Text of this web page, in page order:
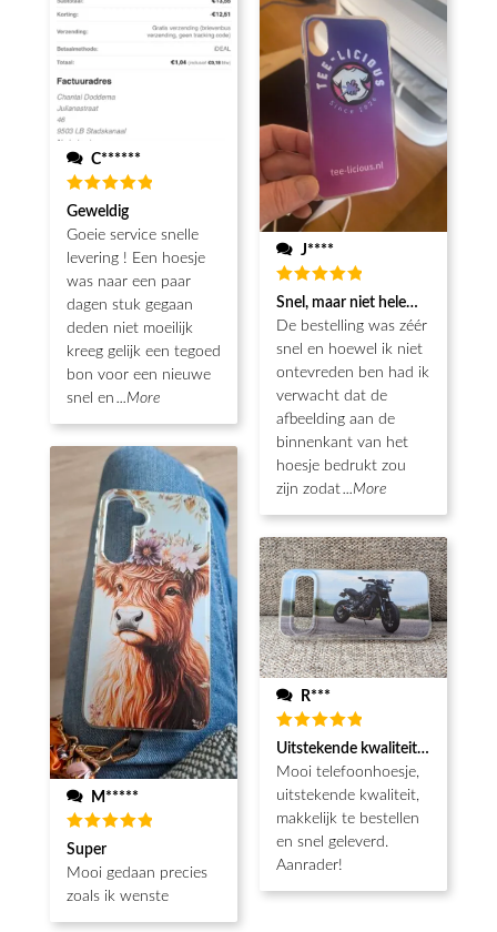
C******
Waardering
5uit 5
Geweldig
Goeie service snelle
levering ! Een hoesje
was naar een paar
dagen stuk gegaan
deden niet moeilijk
kreeg gelijk een tegoed
bon voor een nieuwe
snel en ...More
M*****
Waardering
5 uit 5
Super
Mooi gedaan precies
zoals ik wenste
J****
Waardering
5 uit 5
Snel, maar niet helemaal als
De bestelling was zéér
snel en hoewel ik niet
ontevreden ben had ik
verwacht dat de
afbeelding aan de
binnenkant van het
hoesje bedrukt zou
zijn zodat...More
R***
Waardering
5 uit 5
Uitstekende kwaliteit, snel
Mooi telefoonhoesje,
uitstekende kwaliteit,
makkelijk te bestellen
en snel geleverd.
Aanrader!